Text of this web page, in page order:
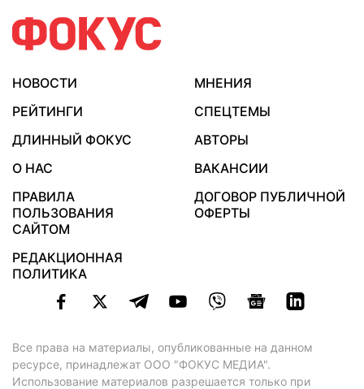
НОВОСТИ
МНЕНИЯ
РЕЙТИНГИ
СПЕЦТЕМЫ
ДЛИННЫЙ ФОКУС
АВТОРЫ
О НАС
ВАКАНСИИ
ПРАВИЛА
ПОЛЬЗОВАНИЯ
САЙТОМ
ДОГОВОР ПУБЛИЧНОЙ
ОФЕРТЫ
РЕДАКЦИОННАЯ
ПОЛИТИКА
Все права на материалы, опубликованные на данном
ресурсе, принадлежат ООО "ФОКУС МЕДИА".
Использование материалов разрешается только при